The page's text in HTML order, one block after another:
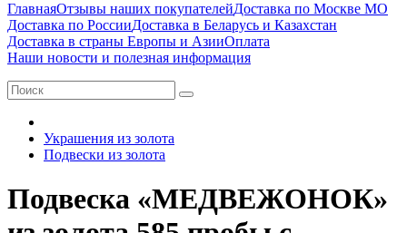
ГлавнаяОтзывы наших покупателейДоставка по Москве МО
Доставка по РоссииДоставка в Беларусь и Казахстан
Доставка в страны Европы и АзииОплата
Наши новости и полезная информация
Украшения из золота
Подвески из золота
Подвеска «МЕДВЕЖОНОК»